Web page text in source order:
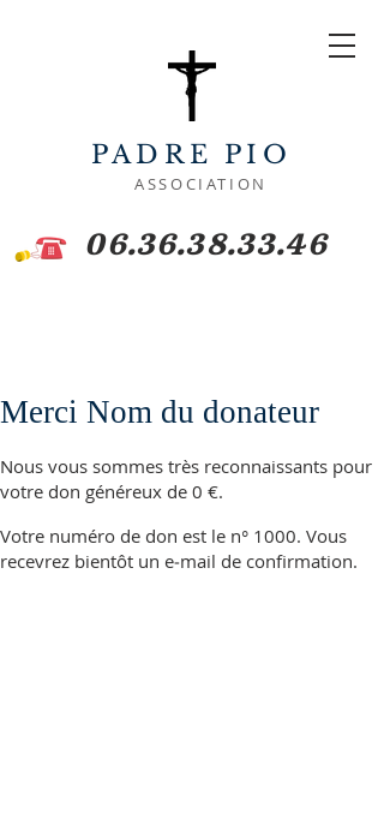
PADRE PIO
ASSOCIATION
06.36.38.33.46
Merci Nom du donateur
Nous vous sommes très reconnaissants pour
votre don généreux de 0 €.
Votre numéro de don est le n° 1000. Vous
recevrez bientôt un e‑mail de confirmation.